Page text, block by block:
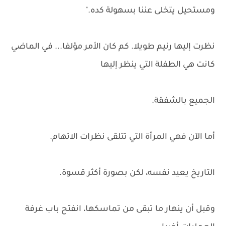
ومستحيل يتخلى عننا بسهولة كده."
نظرت إليها رنيم طويلا. كم كان الأمر مؤلفا... في الماضي
كانت هي الطفلة التي ينظر إليها
الجميع بالشفقة.
أما الآن فهي المرأة التي تتلقى نظرات الاتهام.
التاريخ يعيد نفسه، لكن بصورة أكثر قسوة.
وقبل أن ينهار ما تبقى من تماسكها، انفتح باب غرفة